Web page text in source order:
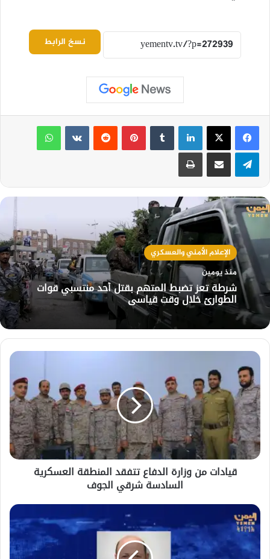
نسخ الرابط
لينكدإن بينتيريست
واتساب
تيلقرام مشاركة عبر البريد طباعة
الإعلام الأمني والعسكري
منذ يومين
شرطة تعز تضبط المتهم بقتل أحد منتسبي قوات
الطوارئ خلال وقت قياسي
قيادات
من
وزارة
الدفاع
تتفقد
المنطقة
العسكرية
السادسة
شرقي
قيادات من وزارة الدفاع تتفقد المنطقة العسكرية
السادسة شرقي الجوف
رئيس
مجلس
القيادة
يشيد